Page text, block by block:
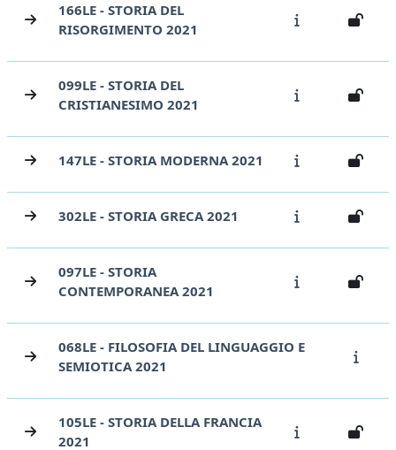
166LE - STORIA DEL
RISORGIMENTO 2021
099LE - STORIA DEL
CRISTIANESIMO 2021
147LE - STORIA MODERNA 2021
302LE - STORIA GRECA 2021
097LE - STORIA
CONTEMPORANEA 2021
068LE - FILOSOFIA DEL LINGUAGGIO E
SEMIOTICA 2021
105LE - STORIA DELLA FRANCIA
2021